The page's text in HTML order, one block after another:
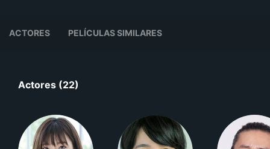
ACTORES PELÍCULAS SIMILARES
Actores (22)